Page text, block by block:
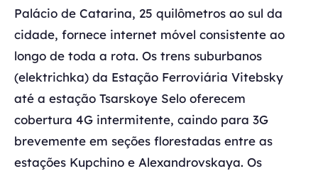
Palácio de Catarina, 25 quilômetros ao sul da
cidade, fornece internet móvel consistente ao
longo de toda a rota. Os trens suburbanos
(elektrichka) da Estação Ferroviária Vitebsky
até a estação Tsarskoye Selo oferecem
cobertura 4G intermitente, caindo para 3G
brevemente em seções florestadas entre as
estações Kupchino e Alexandrovskaya. Os